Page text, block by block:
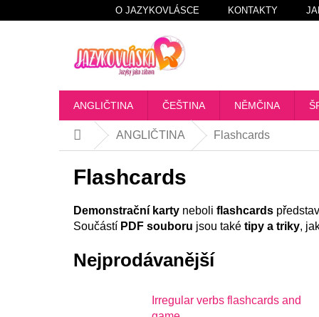
na
O JAZYKOVLÁSCE KONTAKTY
ANGLIČTINA ČEŠTINA NĚMČINA
DomůANGLIČTINA Flashcards
Flashcards
Demonstrační karty neboli flashcards
Součástí PDF souboru jsou také tipy a triky,
Nejprodávanější
Irregular verbs flashcards and